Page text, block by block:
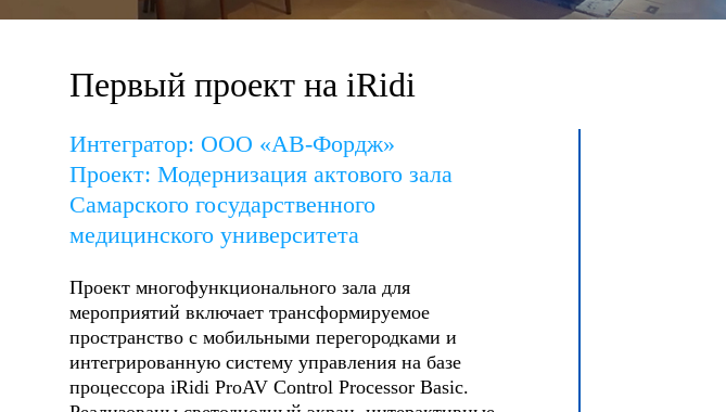
Первый проект на iRidi
Интегратор: ООО «АВ-Фордж»
Проект: Модернизация актового зала
Самарского государственного
медицинского университета
Проект многофункционального зала для
мероприятий включает трансформируемое
пространство с мобильными перегородками и
интегрированную систему управления на базе
процессора iRidi ProAV Control Processor Basic.